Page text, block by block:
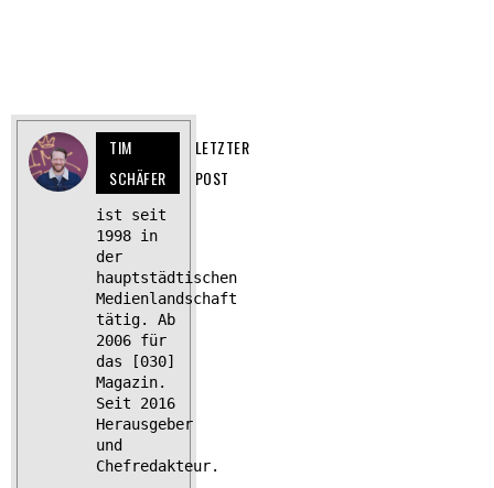
TIM
SCHÄFER
LETZTER
POST
ist seit
1998 in
der
hauptstädtischen
Medienlandschaft
tätig. Ab
2006 für
das [030]
Magazin.
Seit 2016
Herausgeber
und
Chefredakteur.